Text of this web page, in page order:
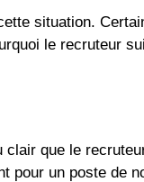
situation.
le recruteur
que le
un poste de